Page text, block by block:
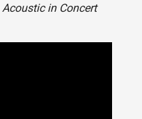
Acoustic in Concert